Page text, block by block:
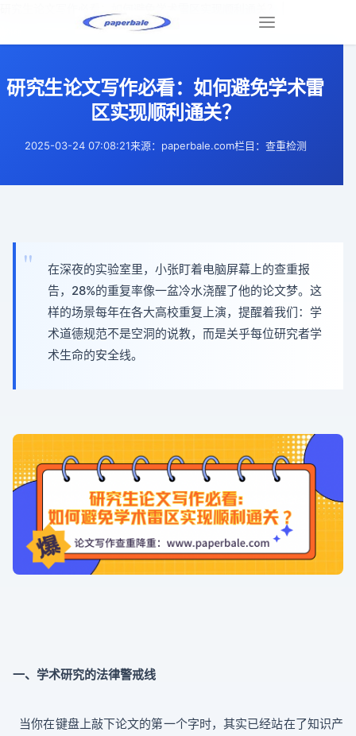
navigation
研究生论文写作必看：如何避免学术雷
区实现顺利通关？
2025-03-24 07:08:21来源：paperbale.com栏目：查重检测
在深夜的实验室里，小张盯着电脑屏幕上的查重报
告，28%的重复率像一盆冷水浇醒了他的论文梦。这
样的场景每年在各大高校重复上演，提醒着我们：学
术道德规范不是空洞的说教，而是关乎每位研究者学
术生命的安全线。
一、学术研究的法律警戒线
当你在键盘上敲下论文的第一个字时，其实已经站在了知识产